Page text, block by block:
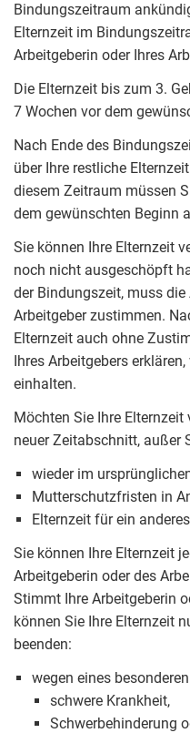
Bindungszeitraum
Elternzeit im
Arbeitgeberin oder Ihres
Die Elternzeit bis zum 3.
7 Wochen vor dem
Nach Ende des
über Ihre restliche
diesem Zeitraum müssen
dem gewünschten Beginn
Sie können Ihre Elternzeit
noch nicht ausgeschöpft
der Bindungszeit, muss
Arbeitgeber zustimmen.
Elternzeit auch ohne
Ihres Arbeitgebers
einhalten.
Möchten Sie Ihre
neuer Zeitabschnitt, außer
wieder im
Mutterschutzfristen in
Elternzeit für ein
Sie können Ihre Elternzeit
Arbeitgeberin oder des
Stimmt Ihre Arbeitgeberin
können Sie Ihre Elternzeit
beenden:
wegen eines
schwere Krankheit,
Schwerbehinderung